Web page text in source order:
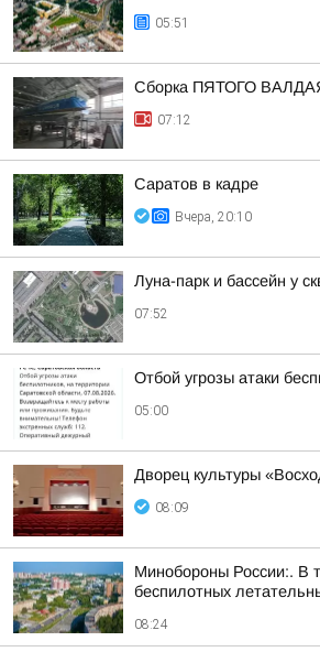
05:51
Сборка ПЯТОГО
07:12
Саратов в кадре
Вчера, 20:10
Луна-парк и бассейн у
07:52
Отбой угрозы атаки
05:00
Дворец культуры
08:09
Минобороны России:. В
беспилотных
08:24